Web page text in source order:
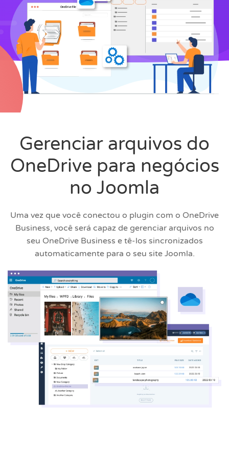
Gerenciar arquivos do
OneDrive para negócios
no Joomla
Uma vez que você conectou o plugin com o OneDrive
Business, você será capaz de gerenciar arquivos no
seu OneDrive Business e tê-los sincronizados
automaticamente para o seu site Joomla.